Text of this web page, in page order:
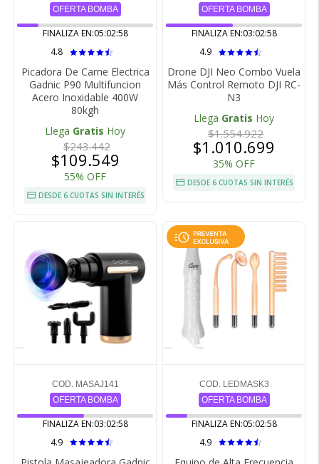
OFERTA BOMBA
FINALIZA EN:05:02:57
4.8
Picadora De Carne Electrica
Gadnic P90 Multifuncion
Acero Inoxidable 400W
80kgh
Llega Gratis Hoy
$243.442
$109.549
55% OFF
DESDE 6 CUOTAS SIN INTERÉS
OFERTA BOMBA
FINALIZA EN:03:02:57
4.9
Drone DJI Neo Combo Vuela
Más Control Remoto DJI RC-
N3
Llega Gratis Hoy
$1.554.922
$1.010.699
35% OFF
DESDE 6 CUOTAS SIN INTERÉS
COD. MASAJ141
OFERTA BOMBA
FINALIZA EN:03:02:57
4.9
COD. LEDMASK3
OFERTA BOMBA
FINALIZA EN:05:02:57
4.9